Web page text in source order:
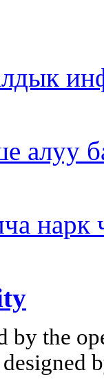
алуу
нарк
by the